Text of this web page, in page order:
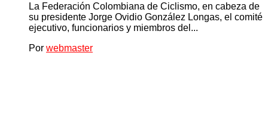
La Federación Colombiana de Ciclismo, en cabeza de
su presidente Jorge Ovidio González Longas, el comité
ejecutivo, funcionarios y miembros del...
Por webmaster